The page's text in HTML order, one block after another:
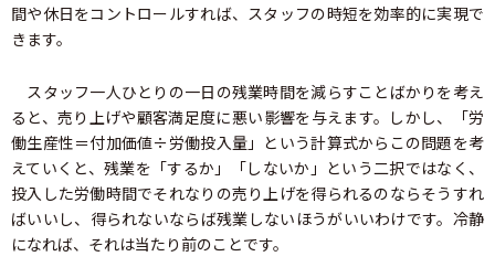
間や休日をコントロールすれば、スタッフの時短を効率的に実現で
きます。
スタッフ一人ひとりの一日の残業時間を減らすことばかりを考え
ると、売り上げや顧客満足度に悪い影響を与えます。しかし、「労
働生産性＝付加価値÷労働投入量」という計算式からこの問題を考
えていくと、残業を「するか」「しないか」という二択ではなく、
投入した労働時間でそれなりの売り上げを得られるのならそうすれ
ばいいし、得られないならば残業しないほうがいいわけです。冷静
になれば、それは当たり前のことです。